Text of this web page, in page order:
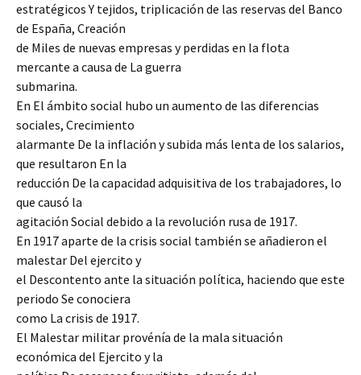
estratégicos Y tejidos, triplicación de las reservas del Banco
de España, Creación
de Miles de nuevas empresas y perdidas en la flota
mercante a causa de La guerra
submarina.
En El ámbito social hubo un aumento de las diferencias
sociales, Crecimiento
alarmante De la inflación y subida más lenta de los salarios,
que resultaron En la
reducción De la capacidad adquisitiva de los trabajadores, lo
que causó la
agitación Social debido a la revolución rusa de 1917.
En 1917 aparte de la crisis social también se añadieron el
malestar Del ejercito y
el Descontento ante la situación política, haciendo que este
periodo Se conociera
como La crisis de 1917.
El Malestar militar provénía de la mala situación
económica del Ejercito y la